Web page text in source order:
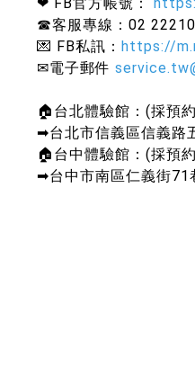
☎客服專線：02
💌 FB私訊： https://
✉電子郵件
🏠台北體驗館：(採預
➡台北市信義區信義路
🏠台中體驗館：(採預
➡台中市南區仁義街71